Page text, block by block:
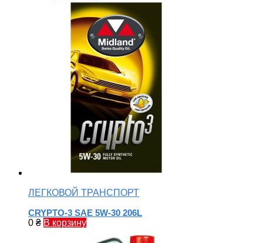
ЛЕГКОВОЙ ТРАНСПОРТ
CRYPTO-3 SAE 5W-30 206L
0 ₴ В корзину